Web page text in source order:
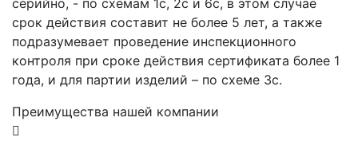
серийно, - по схемам 1с, 2с и 6с, в этом случае
срок действия составит не более 5 лет, а также
подразумевает проведение инспекционного
контроля при сроке действия сертификата более 1
года, и для партии изделий – по схеме 3с.
Преимущества нашей компании